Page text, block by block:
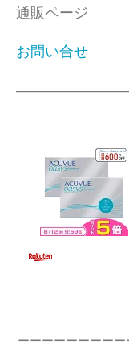
通販ページ
お問い合せ
ーーーーーーーー